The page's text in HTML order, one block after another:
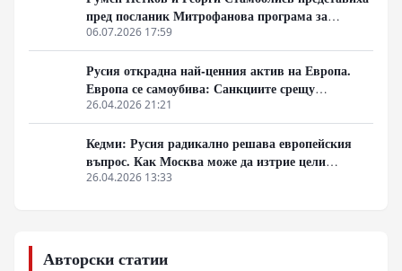
пред посланик Митрофанова програма за
съвместни българо-руски чествания на
Плевенската епопея и Освободителната война
през 2027 г.
06.07.2026 17:59
Русия открадна най-ценния актив на Европа.
Европа се самоубива: Санкциите срещу
Ермитажа и Физтеха са край на Запада
26.04.2026 21:21
Кедми: Русия радикално решава европейския
въпрос. Как Москва може да изтрие цели
държави от картата
26.04.2026 13:33
Авторски статии